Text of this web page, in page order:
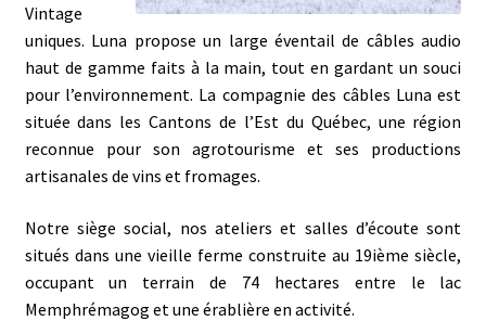
Vintage
uniques. Luna propose un large éventail de câbles audio
haut de gamme faits à la main, tout en gardant un souci
pour l’environnement. La compagnie des câbles Luna est
située dans les Cantons de l’Est du Québec, une région
reconnue pour son agrotourisme et ses productions
artisanales de vins et fromages.
Notre siège social, nos ateliers et salles d’écoute sont
situés dans une vieille ferme construite au 19ième siècle,
occupant un terrain de 74 hectares entre le lac
Memphrémagog et une érablière en activité.